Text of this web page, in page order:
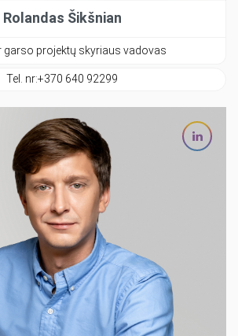
Rolandas Šikšnian
garso projektų skyriaus vadovas
Tel. nr:+370 640 92299